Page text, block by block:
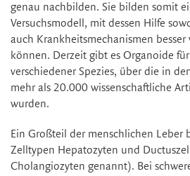
genau nachbilden. Sie bilden somit
Versuchsmodell, mit dessen Hilfe
auch Krankheitsmechanismen besser
können. Derzeit gibt es Organoide
verschiedener Spezies, über die in
mehr als 20.000 wissenschaftliche
wurden.
Ein Großteil der menschlichen Leber
Zelltypen Hepatozyten und
Cholangiozyten genannt). Bei